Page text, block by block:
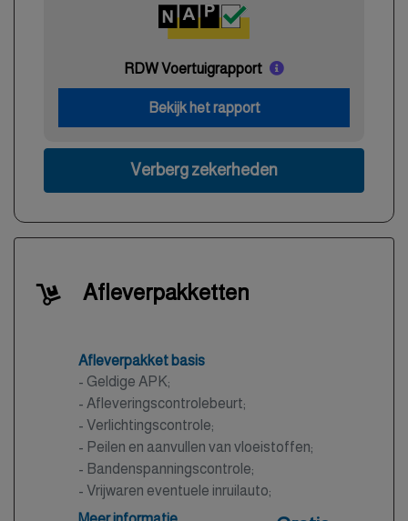
RDW Voertuigrapport
Bekijk het rapport
Verberg zekerheden
Afleverpakketten
Afleverpakket basis
- Geldige APK;
- Afleveringscontrolebeurt;
- Verlichtingscontrole;
- Peilen en aanvullen van vloeistoffen;
- Bandenspanningscontrole;
- Vrijwaren eventuele inruilauto;
- Auto is of wordt gepoetst.